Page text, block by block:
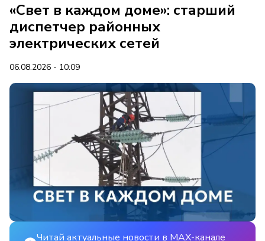
«Свет в каждом доме»: старший
диспетчер районных
электрических сетей
06.08.2026 - 10:09
Читай актуальные новости в MAX-канале